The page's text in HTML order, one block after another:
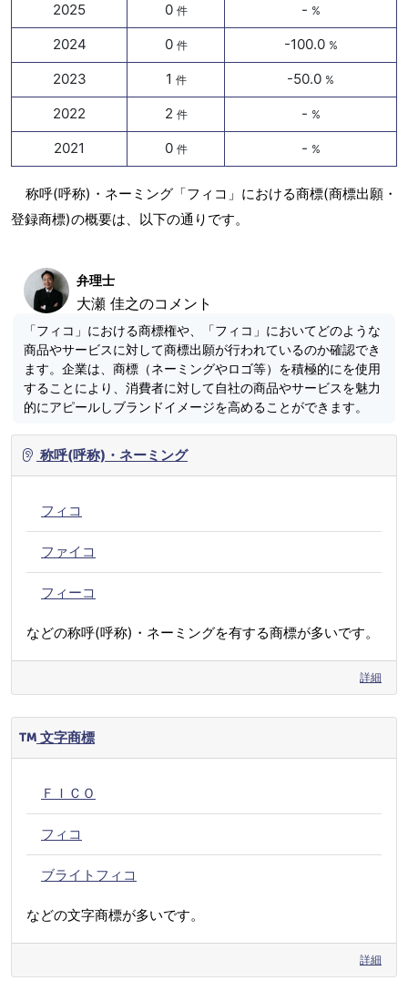
2025
0 件 - %
2024 0 件 -100.0 %
2023 1 件 -50.0 %
2022 2 件 - %
2021 0 件 - %
称呼(呼称)・ネーミング「フィコ」における商標(商標出願・
登録商標)の概要は、以下の通りです。
弁理士
大瀬 佳之のコメント
「フィコ」における商標権や、「フィコ」においてどのような
商品やサービスに対して商標出願が行われているのか確認でき
ます。企業は、商標（ネーミングやロゴ等）を積極的にを使用
することにより、消費者に対して自社の商品やサービスを魅力
的にアピールしブランドイメージを高めることができます。
称呼(呼称)・ネーミング
フィコ
ファイコ
フィーコ
などの称呼(呼称)・ネーミングを有する商標が多いです。
詳細
文字商標
ＦＩＣＯ
フィコ
ブライトフィコ
などの文字商標が多いです。
詳細